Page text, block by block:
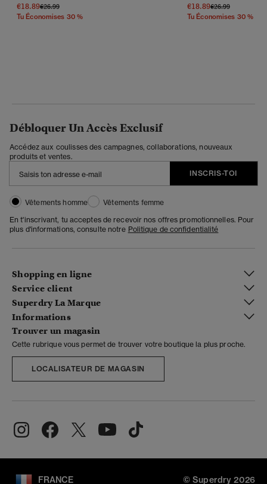
€18.89Prix Réduit De
€26.99À
Tu Économises 30 %
€18.89Prix Réduit De
€26.99À
Tu Économises 30 %
Débloquer Un Accès Exclusif
Accédez aux coulisses des campagnes, collaborations, nouveaux
produits et ventes.
INSCRIS-TOI
Vêtements homme
Vêtements femme
En t'inscrivant, tu acceptes de recevoir nos offres promotionnelles. Pour
plus d'informations, consulte notre Politique de confidentialité
Shopping en ligne
Service client
Superdry La Marque
Informations
Trouver un magasin
Cette rubrique vous permet de trouver votre boutique la plus proche.
LOCALISATEUR DE MAGASIN
FRANCE © Superdry 2026